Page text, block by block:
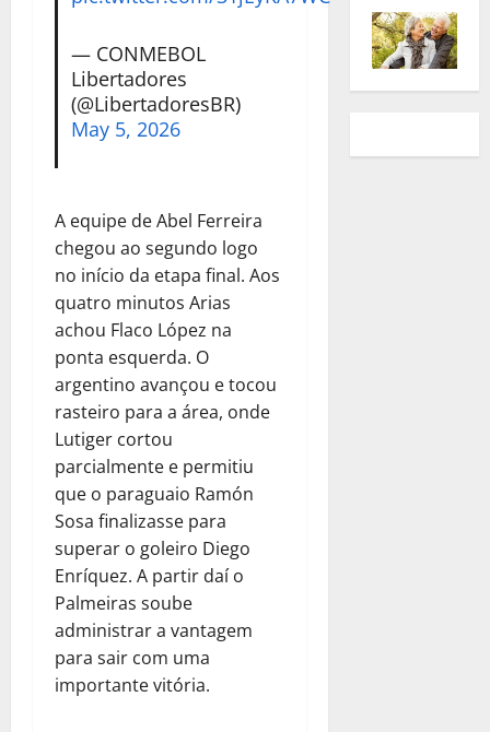
— CONMEBOL
Libertadores
(@LibertadoresBR)
May 5, 2026
A equipe de Abel Ferreira
chegou ao segundo logo
no início da etapa final. Aos
quatro minutos Arias
achou Flaco López na
ponta esquerda. O
argentino avançou e tocou
rasteiro para a área, onde
Lutiger cortou
parcialmente e permitiu
que o paraguaio Ramón
Sosa finalizasse para
superar o goleiro Diego
Enríquez. A partir daí o
Palmeiras soube
administrar a vantagem
para sair com uma
importante vitória.